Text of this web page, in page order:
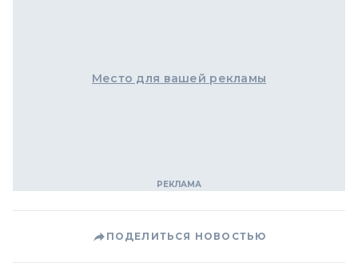
Место для вашей рекламы
ПОДЕЛИТЬСЯ НОВОСТЬЮ